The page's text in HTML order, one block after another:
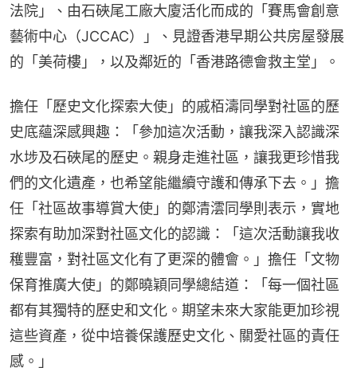
法院」、由石硤尾工廠大廈活化而成的「賽馬會創意
藝術中心（JCCAC）」、見證香港早期公共房屋發展
的「美荷樓」，以及鄰近的「香港路德會救主堂」。
擔任「歷史文化探索大使」的戚栢濤同學對社區的歷
史底蘊深感興趣：「參加這次活動，讓我深入認識深
水埗及石硤尾的歷史。親身走進社區，讓我更珍惜我
們的文化遺產，也希望能繼續守護和傳承下去。」擔
任「社區故事導賞大使」的鄭清澐同學則表示，實地
探索有助加深對社區文化的認識：「這次活動讓我收
穫豐富，對社區文化有了更深的體會。」擔任「文物
保育推廣大使」的鄭曉穎同學總結道：「每一個社區
都有其獨特的歷史和文化。期望未來大家能更加珍視
這些資產，從中培養保護歷史文化、關愛社區的責任
感。」